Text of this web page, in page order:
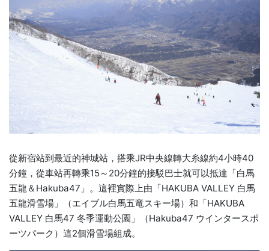
從新宿站到最近的神城站，搭乘JR中央線轉大糸線約4小時40
分鐘，從車站再轉乘15～20分鐘的接駁巴士就可以抵達「白馬
五龍＆Hakuba47」。這裡實際上由「HAKUBA VALLEY 白馬
五龍滑雪場」（エイブル白馬五竜スキー場）和「HAKUBA
VALLEY 白馬47 冬季運動公園」（Hakuba47 ウインタースポ
ーツパーク）這2個滑雪場組成。